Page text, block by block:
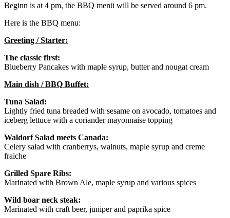
Beginn is at 4 pm, the BBQ menü will be served around 6 pm.
Here is the BBQ menu:
Greeting / Starter:
The classic first:
Blueberry Pancakes with maple syrup, butter and nougat cream
Main dish / BBQ Buffet:
Tuna Salad:
Lightly fried tuna breaded with sesame on avocado, tomatoes and
iceberg lettuce with a coriander mayonnaise topping
Waldorf Salad meets Canada:
Celery salad with cranberrys, walnuts, maple syrup and creme
fraiche
Grilled Spare Ribs:
Marinated with Brown Ale, maple syrup and various spices
Wild boar neck steak:
Marinated with craft beer, juniper and paprika spice